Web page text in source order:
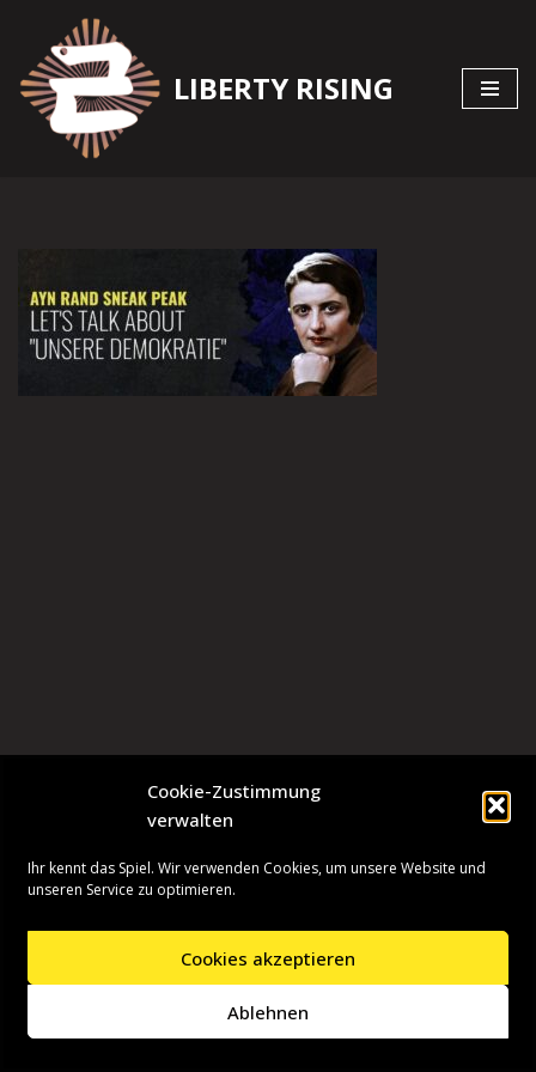
Cookie-Zustimmung
verwalten
Ihr kennt das Spiel. Wir verwenden Cookies, um unsere Website und
unseren Service zu optimieren.
Cookies akzeptieren
Ablehnen
Zum
Inhalt
springen
LIBERTY RISING
| Präsentiert vonWordPress
Presseinformationen